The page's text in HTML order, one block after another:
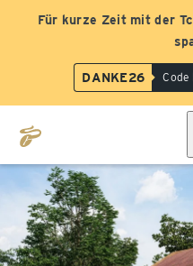
Für kurze Zeit mit der
DANKE26 Code